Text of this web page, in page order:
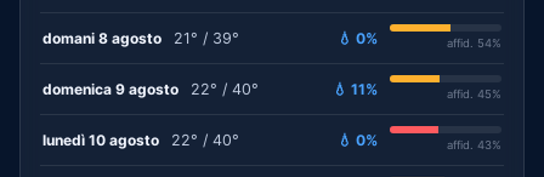
domani 8 agosto 21° / 39° 💧 0% affid. 54%
domenica 9 agosto 22° / 40° 💧 11% affid. 45%
lunedì 10 agosto 22° / 40° 💧 0% affid. 43%